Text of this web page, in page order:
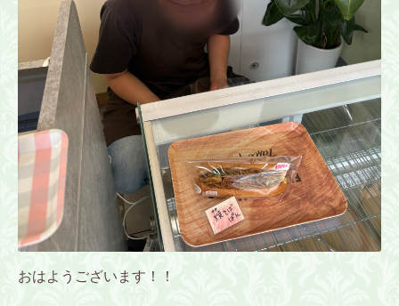
おはようございます！！